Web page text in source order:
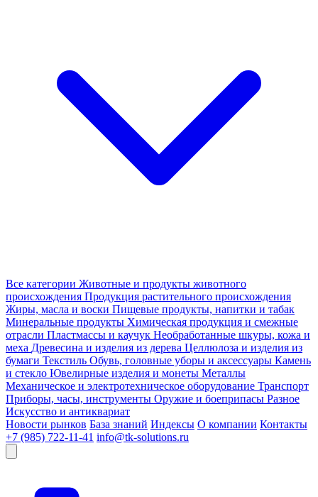
Все категории Животные и продукты животного
происхождения Продукция растительного происхождения
Жиры, масла и воски Пищевые продукты, напитки и табак
Минеральные продукты Химическая продукция и смежные
отрасли Пластмассы и каучук Необработанные шкуры, кожа и
меха Древесина и изделия из дерева Целлюлоза и изделия из
бумаги Текстиль Обувь, головные уборы и аксессуары Камень
и стекло Ювелирные изделия и монеты Металлы
Механическое и электротехническое оборудование Транспорт
Приборы, часы, инструменты Оружие и боеприпасы Разное
Искусство и антиквариат
Новости рынков База знаний Индексы О компании Контакты
+7 (985) 722-11-41 info@tk-solutions.ru